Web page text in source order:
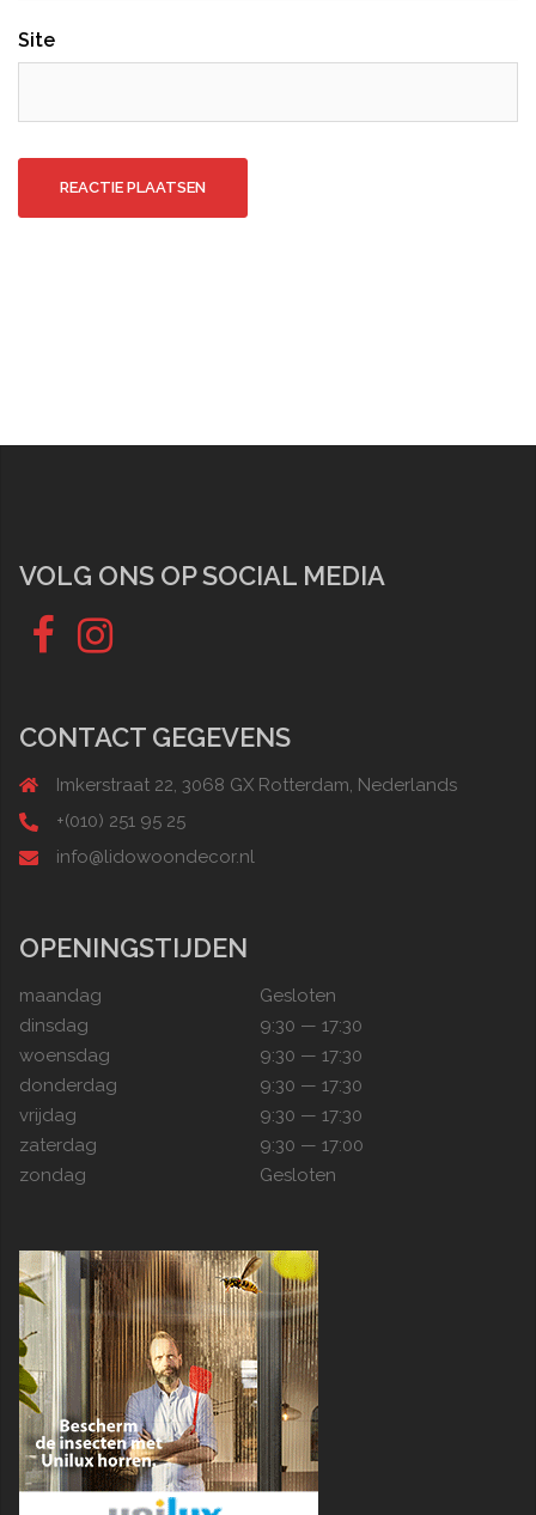
Site
VOLG ONS OP SOCIAL MEDIA
Fb Instagram
CONTACT GEGEVENS
Imkerstraat 22, 3068 GX Rotterdam, Nederlands
+(010) 251 95 25
info@lidowoondecor.nl
OPENINGSTIJDEN
maandag
Gesloten
dinsdag
9:30 — 17:30
woensdag
9:30 — 17:30
donderdag
9:30 — 17:30
vrijdag
9:30 — 17:30
zaterdag
9:30 — 17:00
zondag
Gesloten